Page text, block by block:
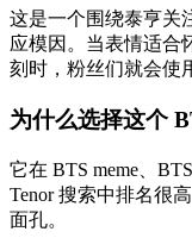
这是一个围绕泰亨关
应模因。当表情适合
刻时，粉丝们就会使
为什么选择这个
它在 BTS meme、
Tenor 搜索中排名很
面孔。